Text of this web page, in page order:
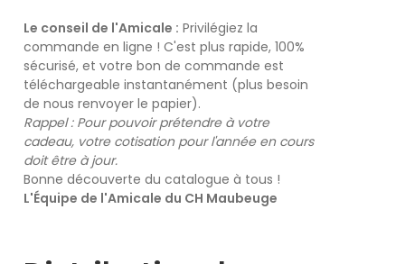
Le conseil de l'Amicale : Privilégiez la
commande en ligne ! C'est plus rapide, 100%
sécurisé, et votre bon de commande est
téléchargeable instantanément (plus besoin
de nous renvoyer le papier).
Rappel : Pour pouvoir prétendre à votre
cadeau, votre cotisation pour l'année en cours
doit être à jour.
Bonne découverte du catalogue à tous !
L'Équipe de l'Amicale du CH Maubeuge